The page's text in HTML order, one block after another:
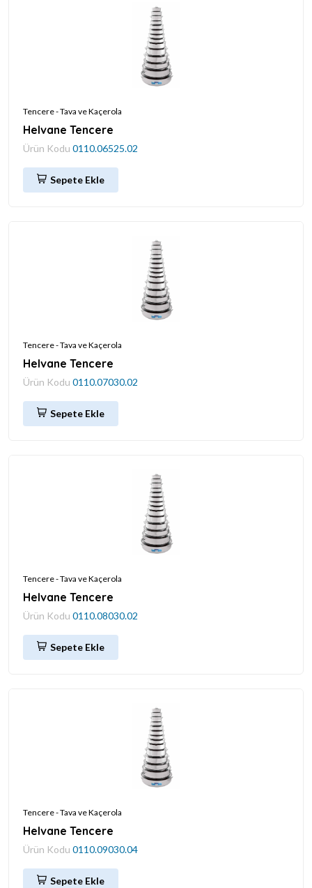
Tencere - Tava ve Kaçerola
Helvane Tencere
Ürün Kodu 0110.06525.02
Sepete Ekle
Tencere - Tava ve Kaçerola
Helvane Tencere
Ürün Kodu 0110.07030.02
Sepete Ekle
Tencere - Tava ve Kaçerola
Helvane Tencere
Ürün Kodu 0110.08030.02
Sepete Ekle
Tencere - Tava ve Kaçerola
Helvane Tencere
Ürün Kodu 0110.09030.04
Sepete Ekle